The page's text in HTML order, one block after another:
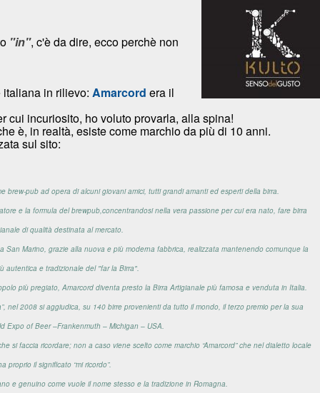
"in", c'è da dire, ecco perchè non
in rilievo: Amarcord era il
cui incuriosito, ho voluto provarla, alla spina!
è, in realtà, esiste come marchio da più di 10 anni.
sul sito:
brew-pub ad opera di alcuni giovani amici, tutti grandi amanti ed esperti della birra.
e la formula del brewpub,concentrandosi nella vera passione per cui era nato, fare birra
di qualità destinata al mercato.
San Marino, grazie alla nuova e più moderna fabbrica, realizzata mantenendo comunque la
autentica e tradizionale del "far la Birra".
più pregiato, Amarcord diventa presto la Birra Artigianale più famosa e venduta in Italia.
nel 2008 si aggiudica, su 140 birre provenienti da tutto il mondo, il terzo premio per la sua
Expo of Beer –Frankenmuth – Michigan – USA.
si faccia ricordare; non a caso viene scelto come marchio “Amarcord” che nel dialetto locale
proprio il significato “mi ricordo”.
e genuino come vuole il nome stesso e la tradizione in Romagna.